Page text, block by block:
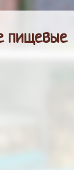
пищевые